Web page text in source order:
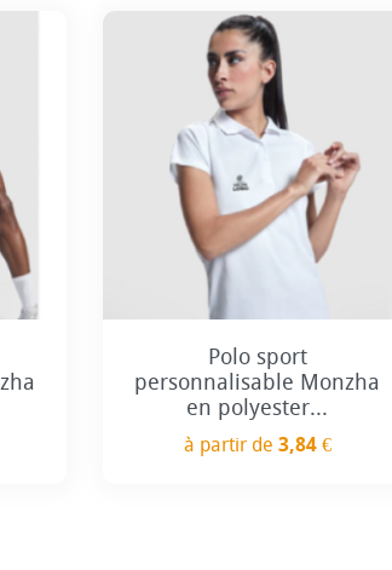
Polo sport
personnalisable Monzha
en polyester...
à partir de 3,84 €